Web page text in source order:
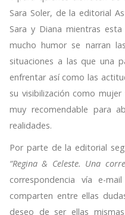
Sara Soler, de la editorial
Sara y Diana mientras
mucho humor se narran
situaciones a las que una
enfrentar así como las
su visibilización como
muy recomendable para
realidades.
Por parte de la editorial
“Regina & Celeste. Una
correspondencia vía e-
comparten entre ellas
deseo de ser ellas